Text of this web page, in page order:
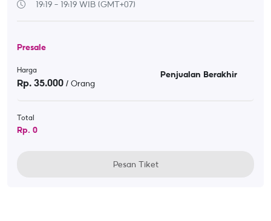
19:19 - 19:19WIB (GMT+07)
Presale
Harga
Rp. 35.000 / Orang
Penjualan Berakhir
Total
Rp. 0
Pesan Tiket